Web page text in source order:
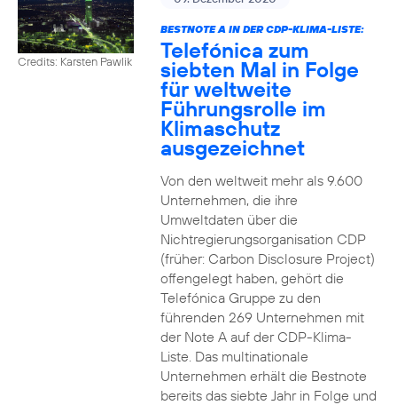
Credits: Karsten Pawlik
BESTNOTE A IN DER CDP-KLIMA-LISTE:
Telefónica zum
siebten Mal in Folge
für weltweite
Führungsrolle im
Klimaschutz
ausgezeichnet
Von den weltweit mehr als 9.600
Unternehmen, die ihre
Umweltdaten über die
Nichtregierungsorganisation CDP
(früher: Carbon Disclosure Project)
offengelegt haben, gehört die
Telefónica Gruppe zu den
führenden 269 Unternehmen mit
der Note A auf der CDP-Klima-
Liste. Das multinationale
Unternehmen erhält die Bestnote
bereits das siebte Jahr in Folge und